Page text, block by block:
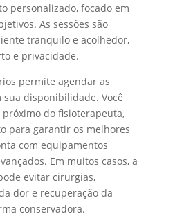
personalizado, focado em
As sessões são
tranquilo e acolhedor,
e privacidade.
permite agendar as
sua disponibilidade. Você
do fisioterapeuta,
para garantir os melhores
com equipamentos
Em muitos casos, a
evitar cirurgias,
dor e recuperação da
conservadora.